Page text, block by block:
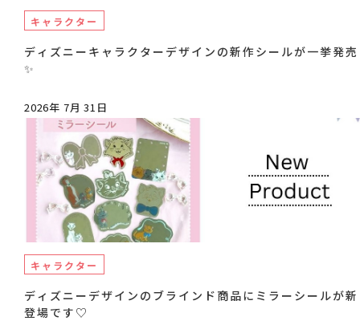
キャラクター
ディズニーキャラクターデザインの新作シールが一挙発売
✨
2026年 7月 31日
キャラクター
ディズニーデザインのブラインド商品にミラーシールが新
登場です♡